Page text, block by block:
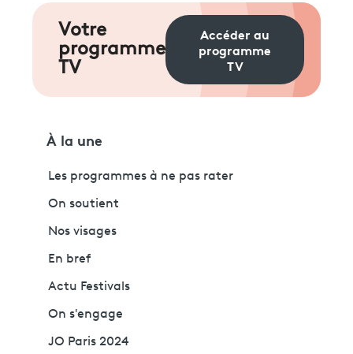
Votre
programme
TV
Accéder au
programme
TV
À la une
Les programmes à ne pas rater
On soutient
Nos visages
En bref
Actu Festivals
On s'engage
JO Paris 2024